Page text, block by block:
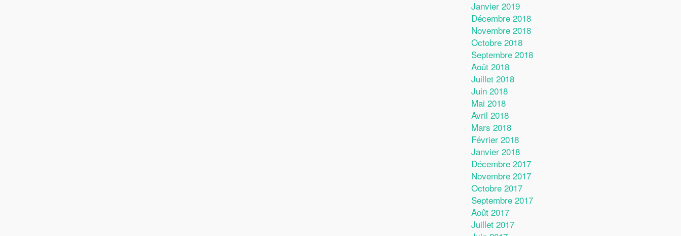
Janvier 2019
Décembre 2018
Novembre 2018
Octobre 2018
Septembre 2018
Août 2018
Juillet 2018
Juin 2018
Mai 2018
Avril 2018
Mars 2018
Février 2018
Janvier 2018
Décembre 2017
Novembre 2017
Octobre 2017
Septembre 2017
Août 2017
Juillet 2017